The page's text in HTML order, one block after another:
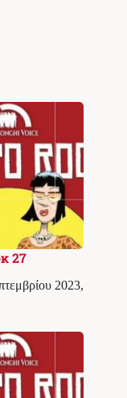
27
2023,